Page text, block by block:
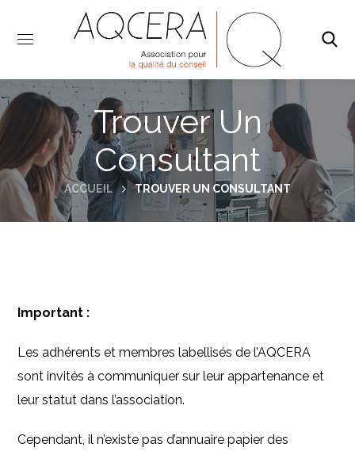
Trouver Un
Consultant
ACCUEIL TROUVER UN CONSULTANT
Important :
Les adhérents et membres labellisés de l’AQCERA
sont invités à communiquer sur leur appartenance et
leur statut dans l’association.
Cependant, il n’existe pas d’annuaire papier des